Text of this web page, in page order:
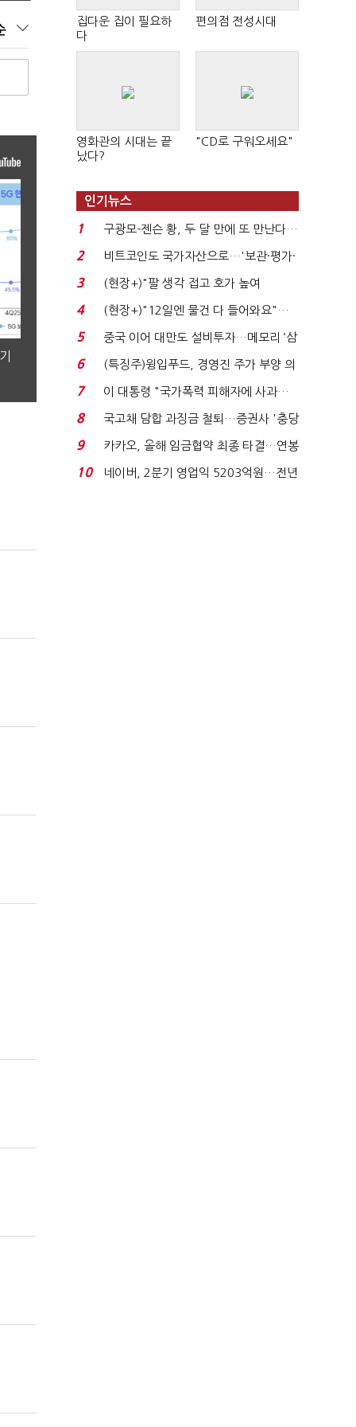
집다운 집이 필요하
다
편의점 전성시대
영화관의 시대는 끝
났다?
"CD로 구워오세요"
인기뉴스
1
구광모-젠슨 황, 두 달 만에 또 만난다…
로봇·AI 등 논...
2
비트코인도 국가자산으로…'보관·평가·
처분' 기준은 ...
3
(현장+)"팔 생각 접고 호가 높여
요"…'덜 똘똘한 한 채' 20...
4
(현장+)"12일엔 물건 다 들어와요"…
빈 매대 채우며 문 연 ...
5
중국 이어 대만도 설비투자…메모리 ‘삼
국전쟁’
6
(특징주)윙입푸드, 경영진 주가 부양 의
지에 상한가...
7
이 대통령 "국가폭력 피해자에 사과…
적극적 조사로 진...
8
국고채 담합 과징금 철퇴…증권사 '충당
금 폭탄' 우려...
9
카카오, 올해 임금협약 최종 타결…연봉
6.3% 인상·격려...
10
네이버, 2분기 영업익 5203억원…전년